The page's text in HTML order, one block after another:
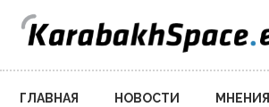
Main
ГЛАВНАЯ НОВОСТИ МНЕНИЯ